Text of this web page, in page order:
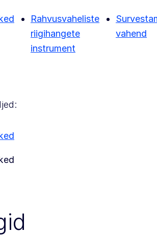
Rahvusvaheliste
riigihangete
instrument
vahend